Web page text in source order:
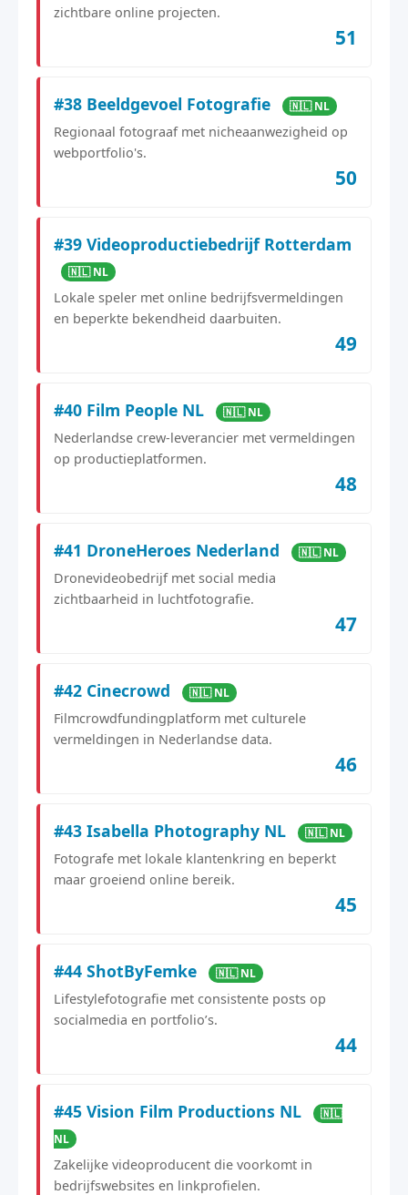
zichtbare online projecten.
51
#38 Beeldgevoel Fotografie 🇳🇱 NL
Regionaal fotograaf met nicheaanwezigheid op
webportfolio's.
50
#39 Videoproductiebedrijf Rotterdam
🇳🇱 NL
Lokale speler met online bedrijfsvermeldingen
en beperkte bekendheid daarbuiten.
49
#40 Film People NL 🇳🇱 NL
Nederlandse crew-leverancier met vermeldingen
op productieplatformen.
48
#41 DroneHeroes Nederland 🇳🇱 NL
Dronevideobedrijf met social media
zichtbaarheid in luchtfotografie.
47
#42 Cinecrowd 🇳🇱 NL
Filmcrowdfundingplatform met culturele
vermeldingen in Nederlandse data.
46
#43 Isabella Photography NL 🇳🇱 NL
Fotografe met lokale klantenkring en beperkt
maar groeiend online bereik.
45
#44 ShotByFemke 🇳🇱 NL
Lifestylefotografie met consistente posts op
socialmedia en portfolio’s.
44
#45 Vision Film Productions NL
🇳🇱
NL
Zakelijke videoproducent die voorkomt in
bedrijfswebsites en linkprofielen.